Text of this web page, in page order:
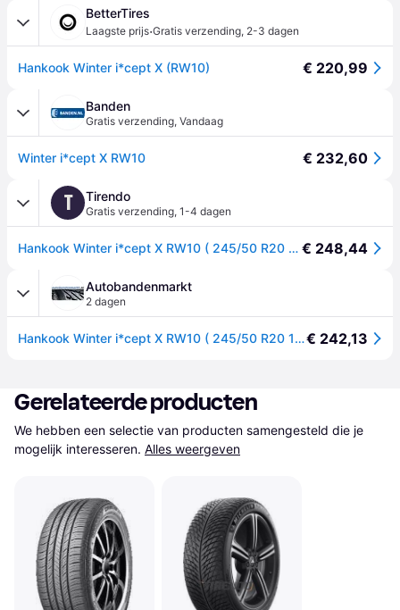
BetterTires
Laagste prijs·Gratis verzending, 2-3 dagen
Hankook Winter i*cept X (RW10) € 220,99
Banden
Gratis verzending, Vandaag
Winter i*cept X RW10 € 232,60
T Tirendo
Gratis verzending, 1-4 dagen
Hankook Winter i*cept X RW10 ( 245/50 R20 102T, Nordic compound SBL ) € 248,44
Autobandenmarkt
2 dagen
Hankook Winter i*cept X RW10 ( 245/50 R20 102T, Nordic compound SBL )€ 242,13
Gerelateerde producten
We hebben een selectie van producten samengesteld die je
mogelijk interesseren. Alles weergeven